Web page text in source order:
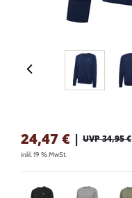
24,47 € | UVP 34,95 €
inkl. 19 % MwSt.